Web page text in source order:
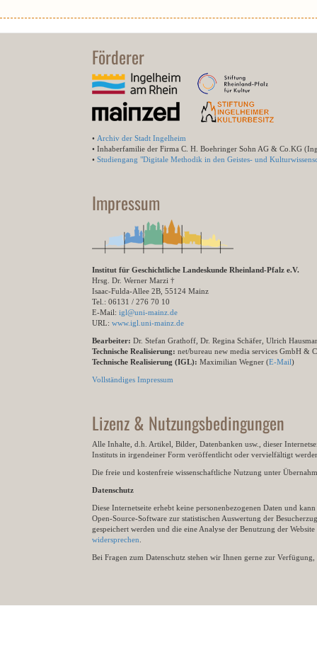
Förderer
• Archiv der Stadt Ingelheim
• Inhaberfamilie der Firma C. H. Boehringer Sohn AG & Co.KG
• Studiengang "Digitale Methodik in den Geistes- und
Impressum
Institut für Geschichtliche Landeskunde Rheinland-Pfalz e.V.
Hrsg. Dr. Werner Marzi †
Isaac-Fulda-Allee 2B, 55124 Mainz
Tel.: 06131 / 276 70 10
E-Mail: igl@uni-mainz.de
URL: www.igl.uni-mainz.de
Bearbeiter: Dr. Stefan Grathoff, Dr. Regina Schäfer, Ulrich
Technische Realisierung: net/bureau new media services GmbH &
Technische Realisierung (IGL): Maximilian Wegner (E-Mail)
Vollständiges Impressum
Lizenz & Nutzungsbedingungen
Alle Inhalte, d.h. Artikel, Bilder, Datenbanken usw., dieser
Instituts in irgendeiner Form veröffentlicht oder vervielfältigt
Die freie und kostenfreie wissenschaftliche Nutzung unter
Datenschutz
Diese Internetseite erhebt keine personenbezogenen Daten und
Open-Source-Software zur statistischen Auswertung der
gespeichert werden und die eine Analyse der Benutzung der
widersprechen
Bei Fragen zum Datenschutz stehen wir Ihnen gerne zur